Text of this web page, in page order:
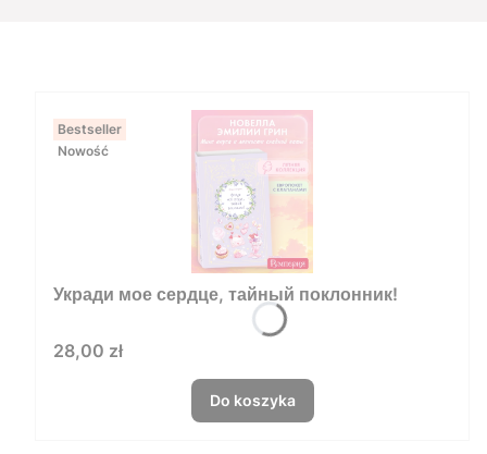
Bestseller
Nowość
Укради мое сердце, тайный поклонник!
Cena
28,00 zł
Do koszyka